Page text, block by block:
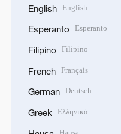
English English
Esperanto Esperanto
Filipino Filipino
French Français
German Deutsch
Greek Ελληνικά